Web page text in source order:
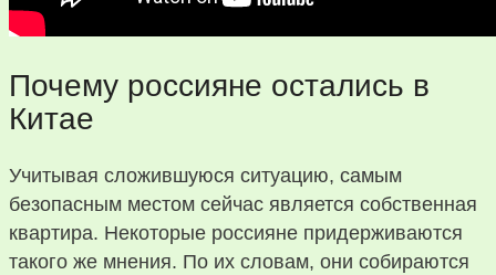
Почему россияне остались в
Китае
Учитывая сложившуюся ситуацию, самым
безопасным местом сейчас является собственная
квартира. Некоторые россияне придерживаются
такого же мнения. По их словам, они собираются